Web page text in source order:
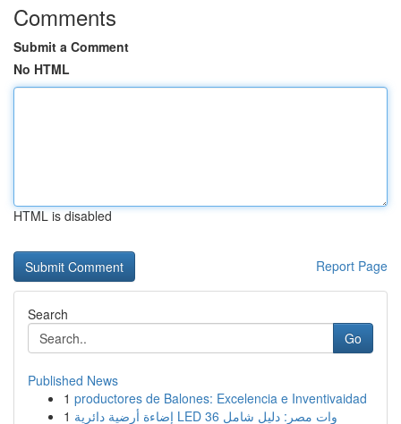
Comments
Submit a Comment
No HTML
HTML is disabled
Report Page
Search
Go
Published News
1 productores de Balones: Excelencia e Inventivaidad
1
إضاءة أرضية دائرية LED 36 وات مصر: دليل شامل